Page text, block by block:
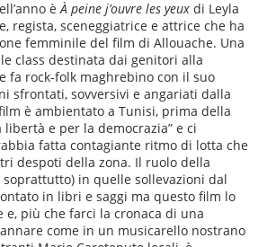
èÀ peine j’ouvre les yeux di Leyla
regista, sceneggiatrice e attrice che ha
femminile del film di Allouache. Una
class destinata dai genitori alla
fa rock-folk maghrebino con il suo
sfrontati, sovversivi e angariati dalla
è ambientato a Tunisi, prima della
libertà e per la democrazia” e ci
fatta contagiante ritmo di lotta che
despoti della zona. Il ruolo della
in quelle sollevazioni dal
in libri e saggi ma questo film lo
e, più che farci la cronaca di una
come in un musicarello nostrano